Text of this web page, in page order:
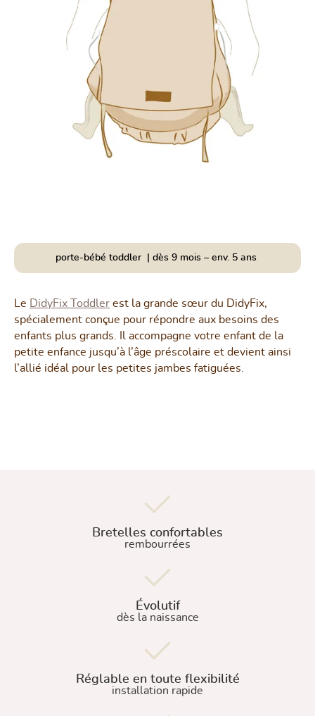
porte-bébé toddler | dès 9 mois – env. 5 ans
Le DidyFix Toddler est la grande sœur du DidyFix,
spécialement conçue pour répondre aux besoins des
enfants plus grands. Il accompagne votre enfant de la
petite enfance jusqu’à l’âge préscolaire et devient ainsi
l’allié idéal pour les petites jambes fatiguées.
Bretelles confortables
rembourrées
Évolutif
dès la naissance
Réglable en toute flexibilité
installation rapide